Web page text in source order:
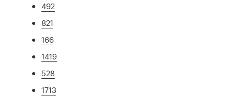
492
821
166
1419
528
1713